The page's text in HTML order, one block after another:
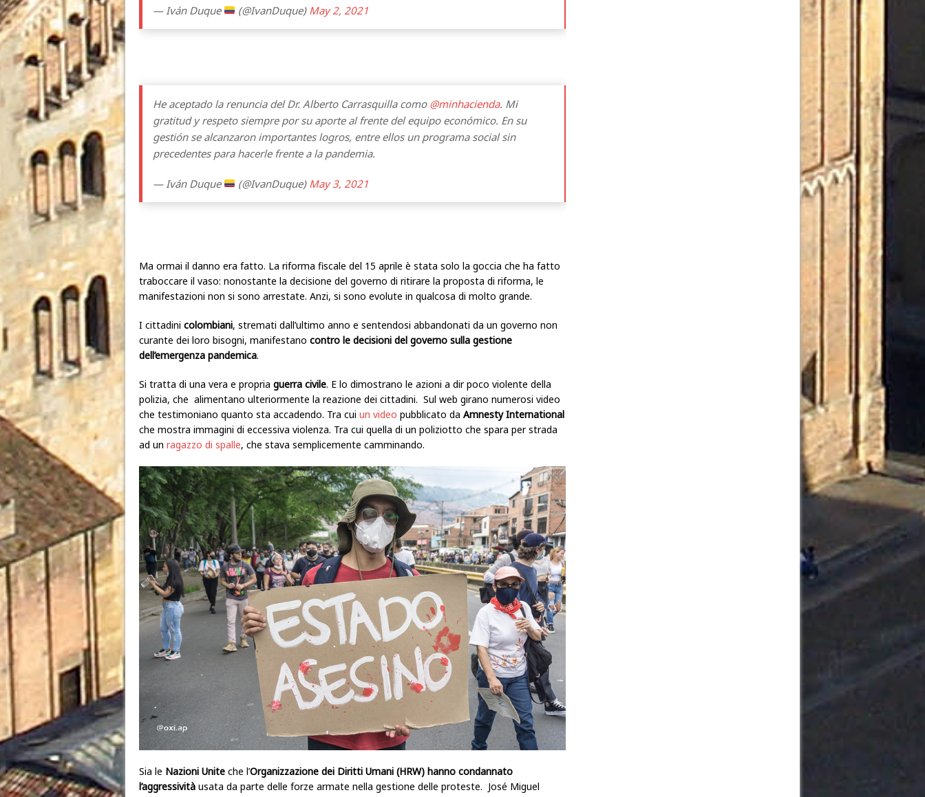
— Iván Duque (@IvanDuque) May 2, 2021
He aceptado la renuncia del Dr. Alberto Carrasquilla como @minhacienda. Mi
gratitud y respeto siempre por su aporte al frente del equipo económico. En su
gestión se alcanzaron importantes logros, entre ellos un programa social sin
precedentes para hacerle frente a la pandemia.
— Iván Duque (@IvanDuque) May 3, 2021
Ma ormai il danno era fatto. La riforma fiscale del 15 aprile è stata solo la goccia che ha fatto
traboccare il vaso: nonostante la decisione del governo di ritirare la proposta di riforma, le
manifestazioni non si sono arrestate. Anzi, si sono evolute in qualcosa di molto grande.
I cittadini colombiani, stremati dall’ultimo anno e sentendosi abbandonati da un governo non
curante dei loro bisogni, manifestano contro le decisioni del governo sulla gestione
dell’emergenza pandemica.
Si tratta di una vera e propria guerra civile. E lo dimostrano le azioni a dir poco violente della
polizia, che alimentano ulteriormente la reazione dei cittadini. Sul web girano numerosi video
che testimoniano quanto sta accadendo. Tra cui un video pubblicato da Amnesty International
che mostra immagini di eccessiva violenza. Tra cui quella di un poliziotto che spara per strada
ad un ragazzo di spalle, che stava semplicemente camminando.
Sia le Nazioni Unite che l’Organizzazione dei Diritti Umani (HRW) hanno condannato
l’aggressività usata da parte delle forze armate nella gestione delle proteste. José Miguel